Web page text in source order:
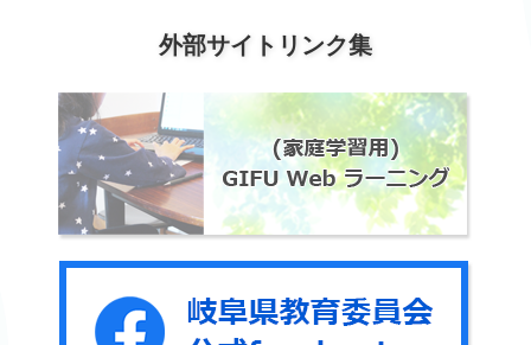
外部サイトリンク集